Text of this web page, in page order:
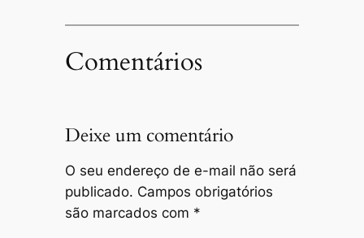
Comentários
Deixe um comentário
O seu endereço de e-mail não será
publicado. Campos obrigatórios
são marcados com *